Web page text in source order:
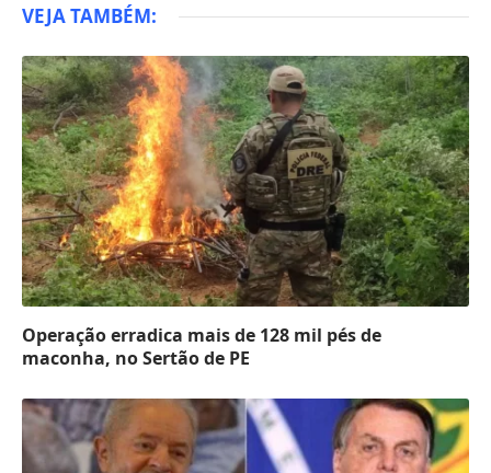
VEJA TAMBÉM:
Operação erradica mais de 128 mil pés de
maconha, no Sertão de PE